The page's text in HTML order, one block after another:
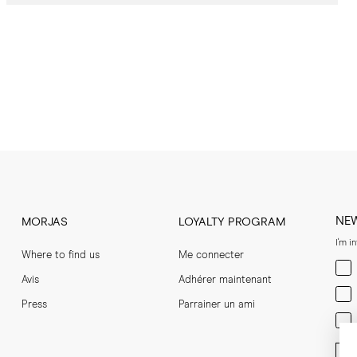
MORJAS
Where to find us
Avis
Press
LOYALTY PROGRAM
Me connecter
Adhérer maintenant
Parrainer un ami
I'm